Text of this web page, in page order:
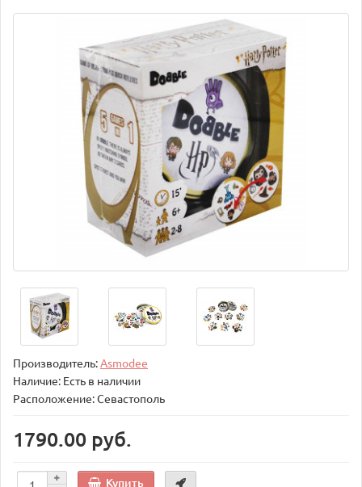
Производитель:Asmodee
Наличие: Есть в наличии
Расположение: Севастополь
1790.00 руб.
Купить